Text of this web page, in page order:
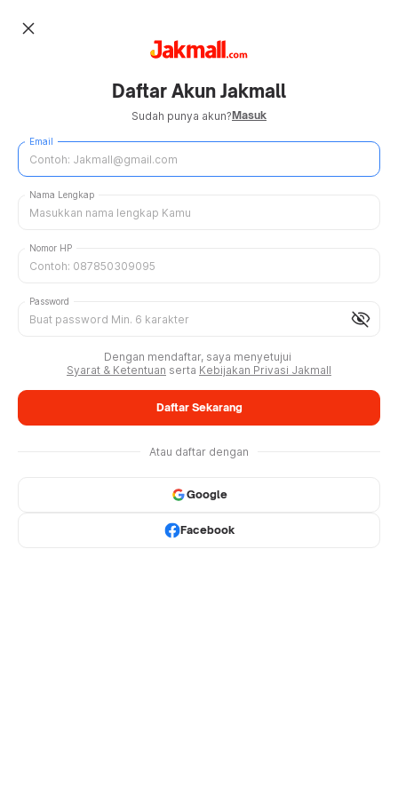
close
Daftar Akun Jakmall
Sudah punya akun?Masuk
Email
Nama Lengkap
Nomor HP
visibility_off
Password
Dengan mendaftar, saya menyetujui
Syarat & Ketentuan serta Kebijakan Privasi Jakmall
Daftar Sekarang
Atau daftar dengan
Google
Facebook